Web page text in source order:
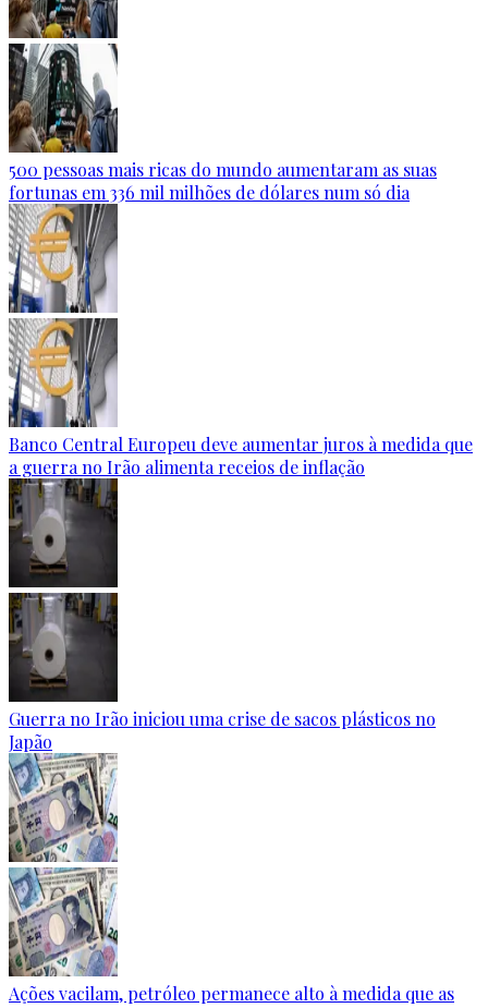
500 pessoas mais ricas do mundo aumentaram as suas
fortunas em 336 mil milhões de dólares num só dia
Banco Central Europeu deve aumentar juros à medida que
a guerra no Irão alimenta receios de inflação
Guerra no Irão iniciou uma crise de sacos plásticos no
Japão
Ações vacilam, petróleo permanece alto à medida que as